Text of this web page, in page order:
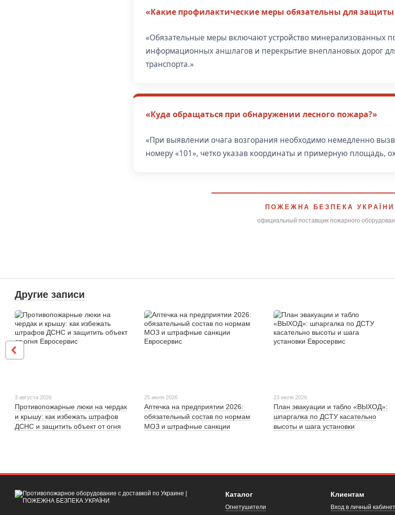
«Какие профилактические меры обязательны для защиты
«Обязательные меры включают устройство минерализованных
информационных аншлагов и перекрытие внеплановых дорог
транспорта.»
«Куда обращаться при обнаружении лесного пожара?»
«При выявлении очага возгорания необходимо немедленно
номеру «101», четко указав координаты и примерную площадь,
ПОЖЕЖНА БЕЗПЕКА УКРАЇНИ
официальный поставщик пожарного
Другие записи
3 августа 2026
Противопожарные люки на чердак
и крышу: как избежать штрафов
ДСНС и защитить объект от огня
25 июля 2026
Аптечка на предприятии 2026:
обязательный состав по нормам
МОЗ и штрафные санкции
23 июля 2026
План эвакуации и табло «ВЫХОД»:
шпаргалка по ДСТУ касательно
высоты и шага установки
Каталог
Огнетушители
Клиентам
Вход в личный кабинет